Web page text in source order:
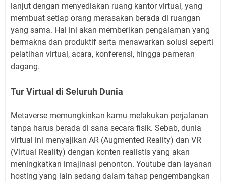
lanjut dengan menyediakan ruang kantor virtual, yang
membuat setiap orang merasakan berada di ruangan
yang sama. Hal ini akan memberikan pengalaman yang
bermakna dan produktif serta menawarkan solusi seperti
pelatihan virtual, acara, konferensi, hingga pameran
dagang.
Tur Virtual di Seluruh Dunia
Metaverse memungkinkan kamu melakukan perjalanan
tanpa harus berada di sana secara fisik. Sebab, dunia
virtual ini menyajikan AR (Augmented Reality) dan VR
(Virtual Reality) dengan konten realistis yang akan
meningkatkan imajinasi penonton. Youtube dan layanan
hosting yang lain sedang dalam tahap pengembangkan